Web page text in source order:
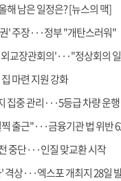
해 남은 일정은? [뉴스의 맥]
' 주장···정부 "개탄스러워"
장관회의'···"정상회의 일정
마련 지원 강화
관리···5등급 차량 운행 제한 [정책현
근"···금융기관 법 위반 62건
중단···인질 맞교환 시작
격상···엑스포 개최지 28일